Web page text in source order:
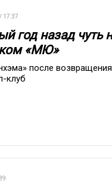
17:37
год назад чуть
«МЮ»
после
клуб